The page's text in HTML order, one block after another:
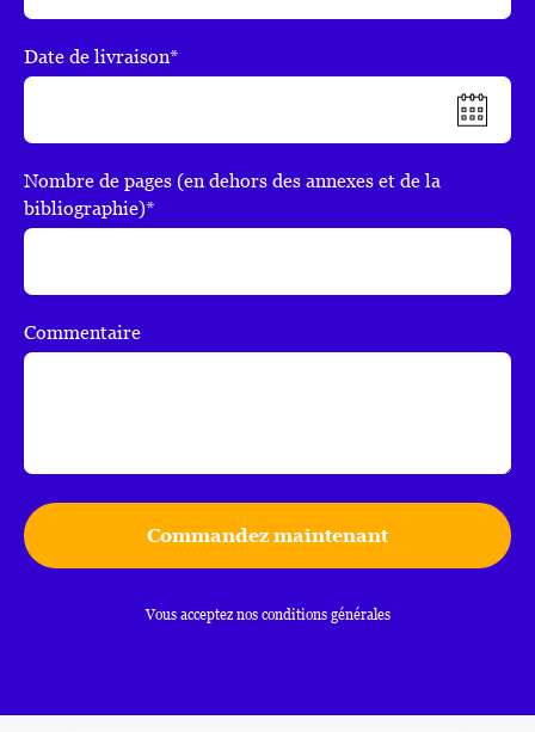
Date de livraison*
Nombre de pages (en dehors des annexes et de la
bibliographie)*
Commentaire
Commandez maintenant
Vous acceptez nos conditions générales